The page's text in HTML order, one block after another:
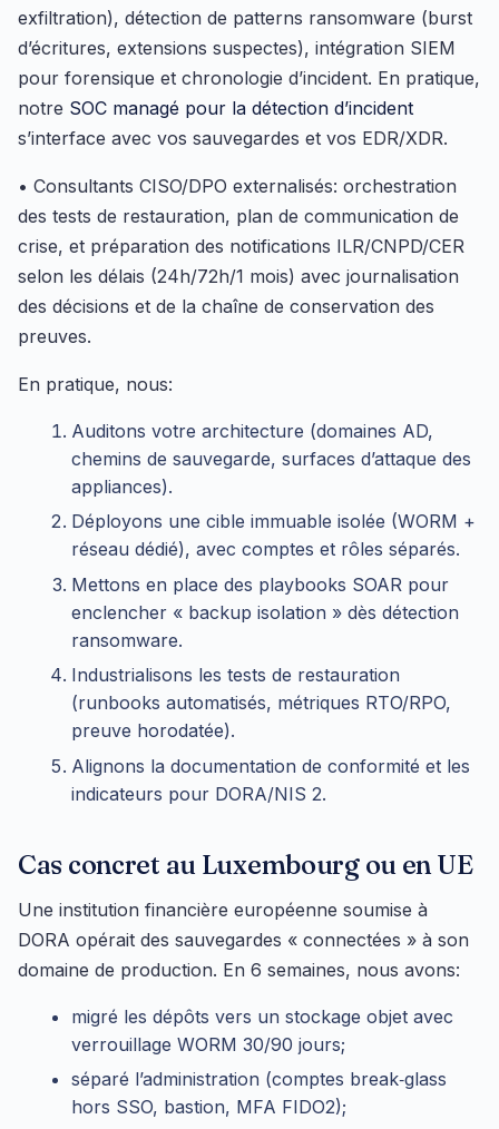
exfiltration), détection de patterns ransomware (burst
d’écritures, extensions suspectes), intégration SIEM
pour forensique et chronologie d’incident. En pratique,
notre SOC managé pour la détection d’incident
s’interface avec vos sauvegardes et vos EDR/XDR.
• Consultants CISO/DPO externalisés: orchestration
des tests de restauration, plan de communication de
crise, et préparation des notifications ILR/CNPD/CER
selon les délais (24h/72h/1 mois) avec journalisation
des décisions et de la chaîne de conservation des
preuves.
En pratique, nous:
Auditons votre architecture (domaines AD,
chemins de sauvegarde, surfaces d’attaque des
appliances).
Déployons une cible immuable isolée (WORM +
réseau dédié), avec comptes et rôles séparés.
Mettons en place des playbooks SOAR pour
enclencher « backup isolation » dès détection
ransomware.
Industrialisons les tests de restauration
(runbooks automatisés, métriques RTO/RPO,
preuve horodatée).
Alignons la documentation de conformité et les
indicateurs pour DORA/NIS 2.
Cas concret au Luxembourg ou en UE
Une institution financière européenne soumise à
DORA opérait des sauvegardes « connectées » à son
domaine de production. En 6 semaines, nous avons:
migré les dépôts vers un stockage objet avec
verrouillage WORM 30/90 jours;
séparé l’administration (comptes break‑glass
hors SSO, bastion, MFA FIDO2);